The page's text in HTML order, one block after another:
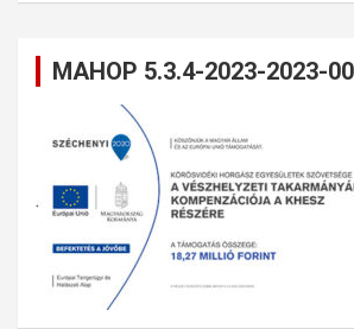
MAHOP 5.3.4-2023-2023-